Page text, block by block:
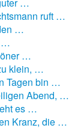
ruft …
…
…
…
klein, …
Tagen bin …
Abend, …
es …
Kranz, die …